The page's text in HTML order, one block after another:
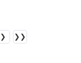
❯ ❯❯